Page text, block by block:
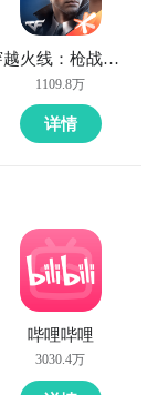
聚焦页面，在
款游戏的最新
下载安装完毕
空悠悠球图标
穿越火线：枪战王者
1109.8万
详情
哔哩哔哩
3030.4万